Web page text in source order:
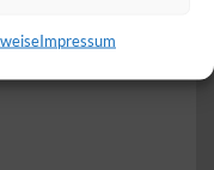
Impressum